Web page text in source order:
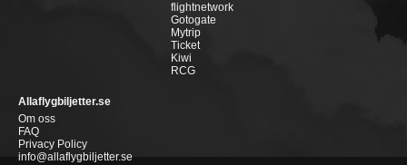
flightnetwork
Gotogate
Mytrip
Ticket
Kiwi
RCG
Allaflygbiljetter.se
Om oss
FAQ
Privacy Policy
info@allaflygbiljetter.se